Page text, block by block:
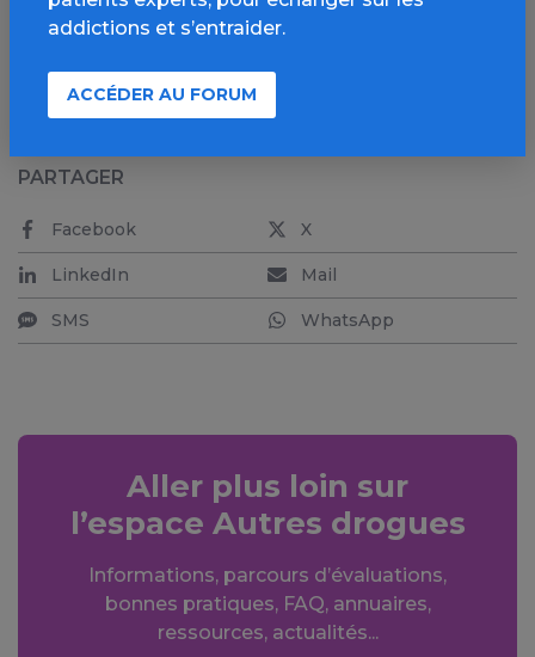
accrue à la dépendance.
Par Louise Carton
PARTAGER
Facebook X
LinkedIn Mail
SMS WhatsApp
Aller plus loin sur
l’espace Autres drogues
Informations, parcours d’évaluations,
bonnes pratiques, FAQ, annuaires,
ressources, actualités...
addictions et s’entraider.
ACCÉDER AU FORUM